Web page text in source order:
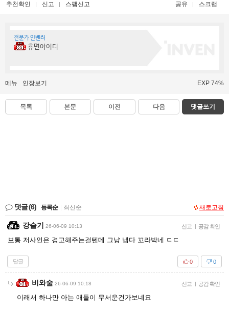
추천확인 신고 스팸신고 공유 스크랩
전문가 인벤러
휴면아이디
메뉴 인장보기 EXP 74%
목록 본문 이전 다음 댓글쓰기
댓글(6) 등록순 최신순 새로고침
강슬기 26-06-09 10:13 신고 | 공감 확인
보통 저사인은 경고해주는걸텐데 그냥 냅다 꼬라박네 ㄷㄷ
답글 0
0
비와술 26-06-09 10:18 신고 | 공감 확인
이래서 하나만 아는 애들이 무서운건가보네요